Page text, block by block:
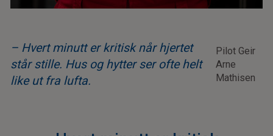
– Hvert minutt er kritisk når hjertet
står stille. Hus og hytter ser ofte helt
like ut fra lufta.
Pilot Geir
Arne
Mathisen